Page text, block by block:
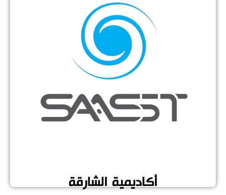
أكاديمية الشارقة